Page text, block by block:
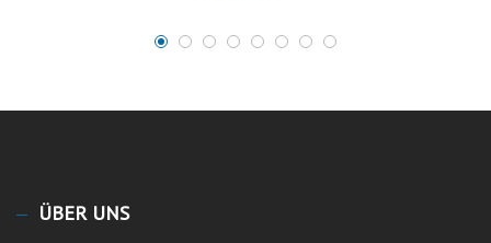
ÜBER UNS